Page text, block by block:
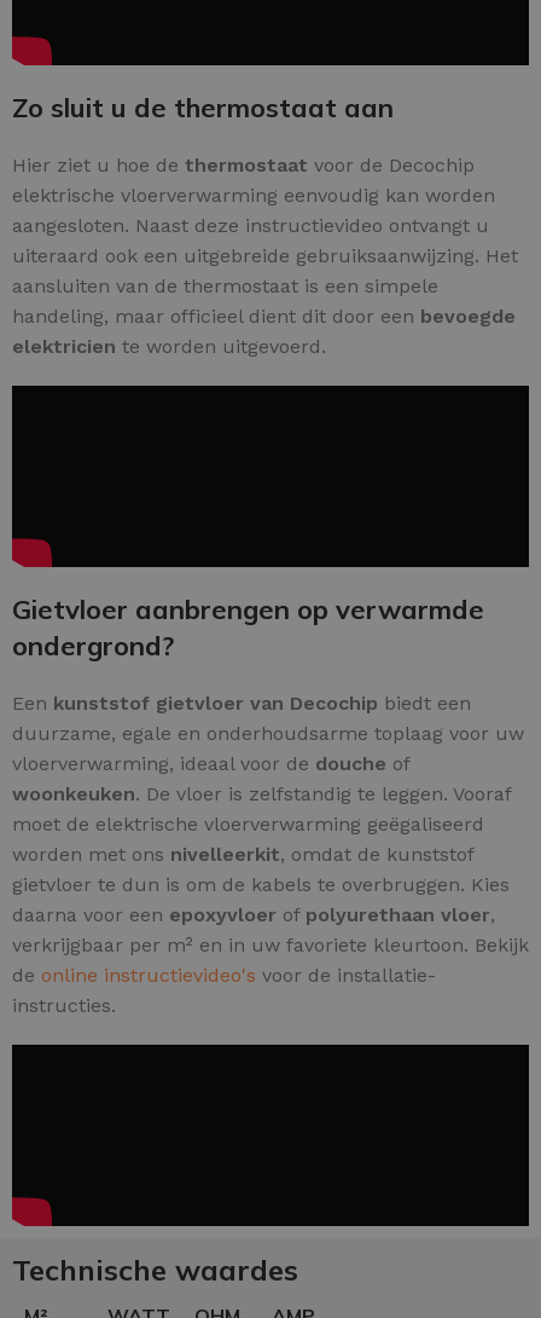
Zo sluit u de thermostaat aan
Hier ziet u hoe de thermostaat voor de Decochip
elektrische vloerverwarming eenvoudig kan worden
aangesloten. Naast deze instructievideo ontvangt u
uiteraard ook een uitgebreide gebruiksaanwijzing. Het
aansluiten van de thermostaat is een simpele
handeling, maar officieel dient dit door een bevoegde
elektricien te worden uitgevoerd.
Gietvloer aanbrengen op verwarmde
ondergrond?
Een kunststof gietvloer van Decochip biedt een
duurzame, egale en onderhoudsarme toplaag voor uw
vloerverwarming, ideaal voor de douche of
woonkeuken. De vloer is zelfstandig te leggen. Vooraf
moet de elektrische vloerverwarming geëgaliseerd
worden met ons nivelleerkit, omdat de kunststof
gietvloer te dun is om de kabels te overbruggen. Kies
daarna voor een epoxyvloer of polyurethaan vloer,
verkrijgbaar per m² en in uw favoriete kleurtoon. Bekijk
de online instructievideo's voor de installatie-
instructies.
Technische waardes